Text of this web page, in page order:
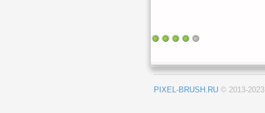
PIXEL-BRUSH.RU © 2013-